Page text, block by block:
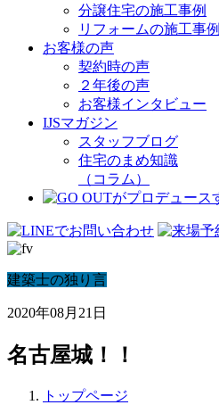
分譲住宅の施工事例
リフォームの施工事例
お客様の声
契約時の声
２年後の声
お客様インタビュー
IJSマガジン
スタッフブログ
住宅のまめ知識
（コラム）
建築士の独り言
2020年08月21日
名古屋城！！
トップページ